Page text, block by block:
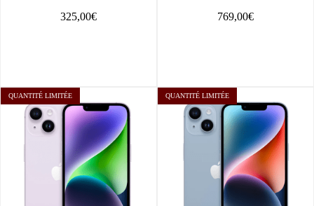
325,00€ 769,00€
QUANTITÉ LIMITÉE QUANTITÉ LIMITÉE